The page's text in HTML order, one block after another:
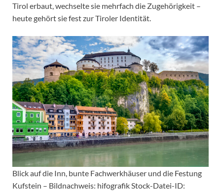
Tirol erbaut, wechselte sie mehrfach die Zugehörigkeit –
heute gehört sie fest zur Tiroler Identität.
Blick auf die Inn, bunte Fachwerkhäuser und die Festung
Kufstein – Bildnachweis: hifografik Stock-Datei-ID: